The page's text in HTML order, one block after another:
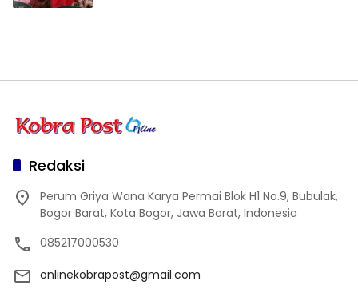
Redaksi
Perum Griya Wana Karya Permai Blok H1 No.9, Bubulak,
Bogor Barat, Kota Bogor, Jawa Barat, Indonesia
085217000530
onlinekobrapost@gmail.com